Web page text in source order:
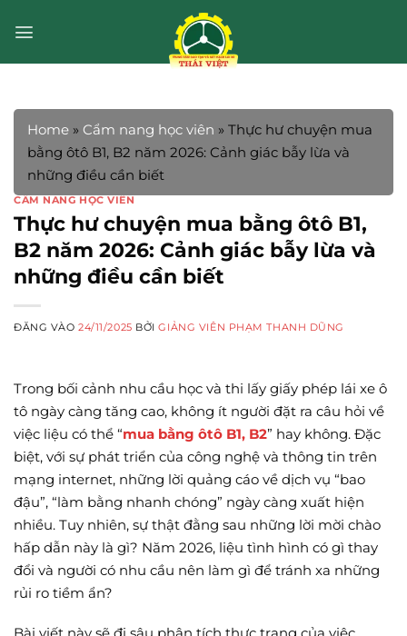
qua
Home » Cẩm nang học viên » Thực hư chuyện mua
bằng ôtô B1, B2 năm 2026: Cảnh giác bẫy lừa và
những điều cần biết
CẨM NANG HỌC VIÊN
Thực hư chuyện mua bằng ôtô B1,
B2 năm 2026: Cảnh giác bẫy lừa và
những điều cần biết
ĐĂNG VÀO24/11/2025 BỞIGIẢNG VIÊN PHẠM THANH DŨNG
Trong bối cảnh nhu cầu học và thi lấy giấy phép lái xe ô
tô ngày càng tăng cao, không ít người đặt ra câu hỏi về
việc liệu có thể “mua bằng ôtô B1, B2” hay không. Đặc
biệt, với sự phát triển của công nghệ và thông tin trên
mạng internet, những lời quảng cáo về dịch vụ “bao
đậu”, “làm bằng nhanh chóng” ngày càng xuất hiện
nhiều. Tuy nhiên, sự thật đằng sau những lời mời chào
hấp dẫn này là gì? Năm 2026, liệu tình hình có gì thay
đổi và người có nhu cầu nên làm gì để tránh xa những
rủi ro tiềm ẩn?